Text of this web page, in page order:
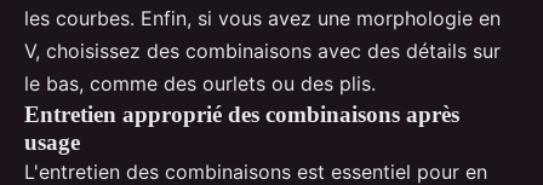
les courbes. Enfin, si vous avez une morphologie en
V, choisissez des combinaisons avec des détails sur
le bas, comme des ourlets ou des plis.
Entretien approprié des combinaisons après
usage
L'entretien des combinaisons est essentiel pour en